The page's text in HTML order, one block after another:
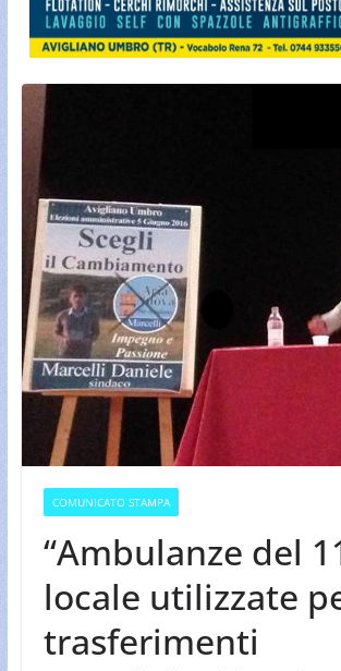
COMUNICATO STAMPA
“Ambulanze del
locale utilizzate
trasferimenti